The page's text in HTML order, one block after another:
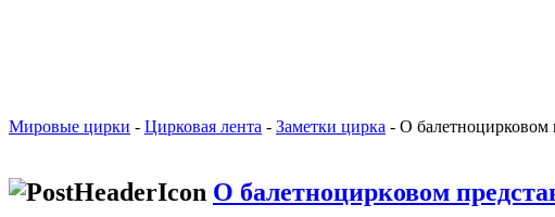
Мировые цирки - Цирковая лента - Заметки цирка - О балетноцирковом
О балетноцирковом